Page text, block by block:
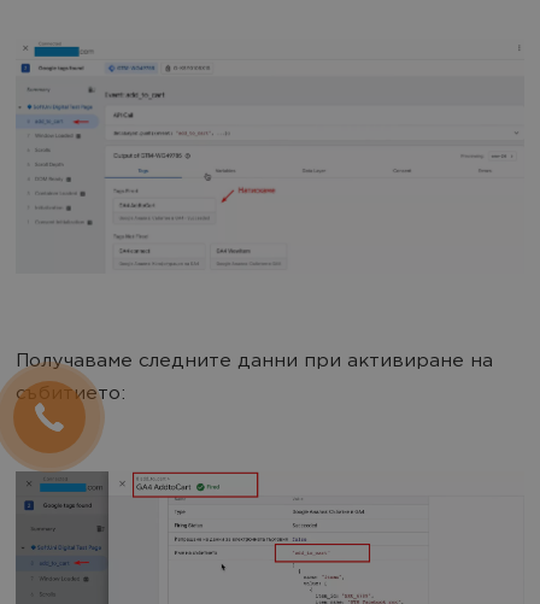
Получаваме следните данни при активиране на
събитието: